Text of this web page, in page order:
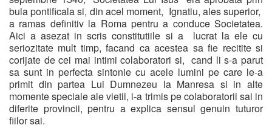
bula pontificala si, din acel moment, Ignatiu, ales superior,
a ramas definitiv la Roma pentru a conduce Societatea.
Aici a asezat in scris constitutiile si a lucrat la ele cu
seriozitate mult timp, facand ca acestea sa fie recitite si
corijate de cei mai intimi colaboratori si, cand li s-a parut
sa sunt in perfecta sintonie cu acele lumini pe care le-a
primit din partea Lui Dumnezeu la Manresa si in alte
momente speciale ale vietii, i-a trimis pe colaboratorii sai in
diferite provincii, pentru a explica sensul genuin tuturor
fiilor sai.